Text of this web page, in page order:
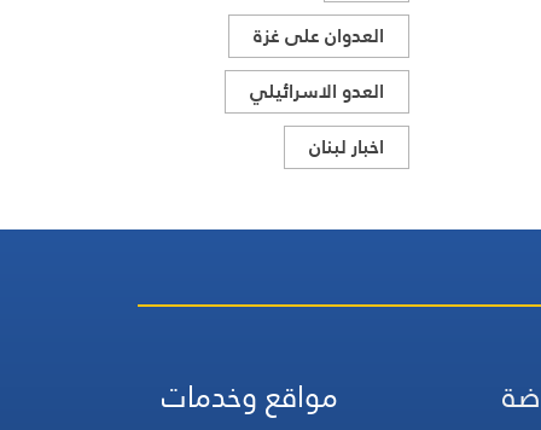
العدوان على غزة
العدو الاسرائيلي
اخبار لبنان
مواقع وخدمات